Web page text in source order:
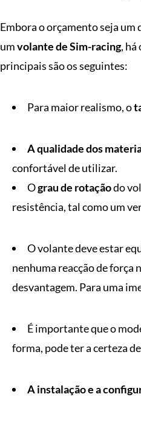
Embora o orçamento seja
umvolante de Sim-racing, há
principais são os seguintes:
Para maior realismo, o
A qualidade dos
confortável de utilizar.
Ograu de rotaçãodo
resistência, tal como um
O volante deve estar
nenhuma reacção de força
desvantagem. Para uma
É importante que o
forma, pode ter a certeza
A instalação e a